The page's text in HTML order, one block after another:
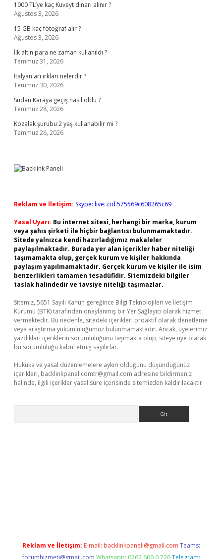
1000 TL’ye kaç Kuveyt dinarı alınır ?
Ağustos 3, 2026
15 GB kaç fotoğraf alır ?
Ağustos 3, 2026
İlk altın para ne zaman kullanıldı ?
Temmuz 31, 2026
İtalyan arı ırkları nelerdir ?
Temmuz 30, 2026
Sudan Karaya geçiş nasıl oldu ?
Temmuz 28, 2026
Kozalak şurubu 2 yaş kullanabilir mi ?
Temmuz 26, 2026
Reklam ve İletişim: Skype: live:.cid.575569c608265c69
Yasal Uyarı: Bu internet sitesi, herhangi bir marka, kurum
veya şahıs şirketi ile hiçbir bağlantısı bulunmamaktadır.
Sitede yalnızca kendi hazırladığımız makaleler
paylaşılmaktadır. Burada yer alan içerikler haber niteliği
taşımamakta olup, gerçek kurum ve kişiler hakkında
paylaşım yapılmamaktadır. Gerçek kurum ve kişiler ile isim
benzerlikleri tamamen tesadüfidir. Sitemizdeki bilgiler
taslak halindedir ve tavsiye niteliği taşımazlar.
Sitemiz, 5651 Sayılı Kanun gereğince Bilgi Teknolojileri ve İletişim
Kurumu (BTK) tarafından onaylanmış bir Yer Sağlayıcı olarak hizmet
vermektedir. Bu nedenle, sitedeki içerikleri proaktif olarak denetleme
veya araştırma yükümlülüğümüz bulunmamaktadır. Ancak, üyelerimiz
yazdıkları içeriklerin sorumluluğunu taşımakta olup, siteye üye olarak
bu sorumluluğu kabul etmiş sayılırlar.
Hukuka ve yasal düzenlemelere aykırı olduğunu düşündüğünüz
içerikleri, backlinkpanelicomtr@gmail.com adresine bildirmeniz
halinde, ilgili içerikler yasal süre içerisinde sitemizden kaldırılacaktır.
Reklam ve İletişim: E-mail: backlinkpaneli@gmail.com Teams:
forumhizmeti@gmail.com Whatsapp: 0262 606 0 726 Telegram: